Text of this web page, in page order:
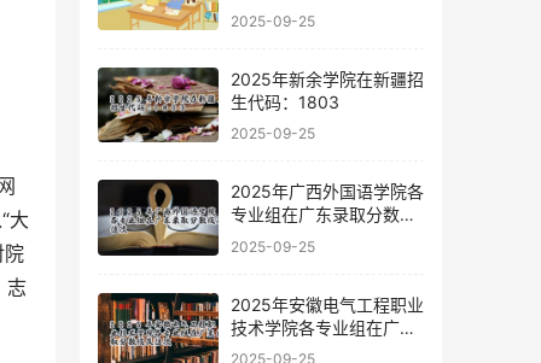
大
院
志
2025-09-25
2025年新余学院在新疆招
生代码：1803
2025-09-25
2025年广西外国语学院各
专业组在广东录取分数线
及位次
2025-09-25
2025年安徽电气工程职业
技术学院各专业组在广东
录取分数线及位次
2025-09-25